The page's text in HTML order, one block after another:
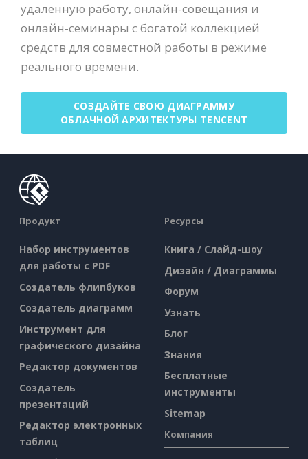
удаленную работу, онлайн-совещания и
онлайн-семинары с богатой коллекцией
средств для совместной работы в режиме
реального времени.
СОЗДАЙТЕ СВОЮ ДИАГРАММУ
ОБЛАЧНОЙ АРХИТЕКТУРЫ TENCENT
Продукт
Набор инструментов
для работы с PDF
Создатель флипбуков
Создатель диаграмм
Инструмент для
графического дизайна
Редактор документов
Создатель
презентаций
Редактор электронных
таблиц
Ресурсы
Книга / Слайд-шоу
Дизайн / Диаграммы
Форум
Узнать
Блог
Знания
Бесплатные
инструменты
Sitemap
Компания